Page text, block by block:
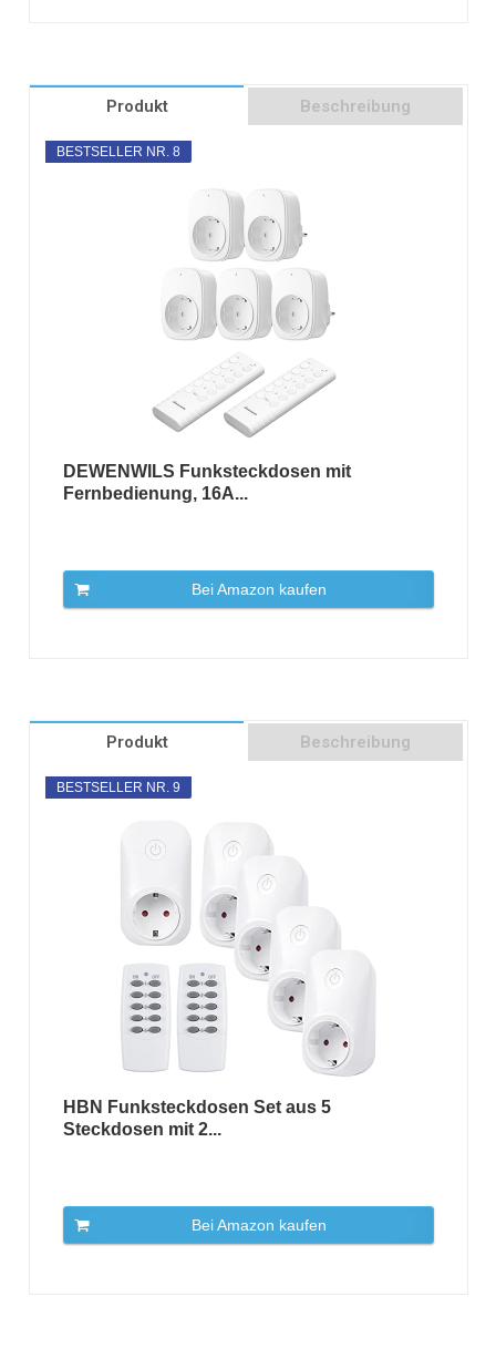
Produkt Beschreibung
BESTSELLER NR. 8
DEWENWILS Funksteckdosen mit
Fernbedienung, 16A...
Bei Amazon kaufen
Produkt Beschreibung
BESTSELLER NR. 9
HBN Funksteckdosen Set aus 5
Steckdosen mit 2...
Bei Amazon kaufen